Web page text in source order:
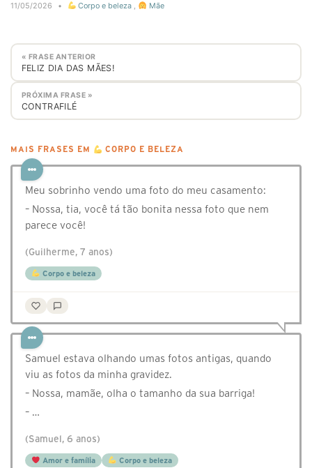
11/05/2026 • Corpo e beleza , Mãe
« FRASE ANTERIOR
FELIZ DIA DAS MÃES!
PRÓXIMA FRASE »
CONTRAFILÉ
MAIS FRASES EM CORPO E BELEZA
Meu sobrinho vendo uma foto do meu casamento:
– Nossa, tia, você tá tão bonita nessa foto que nem
parece você!
(Guilherme, 7 anos)
Corpo e beleza
Samuel estava olhando umas fotos antigas, quando
viu as fotos da minha gravidez.
– Nossa, mamãe, olha o tamanho da sua barriga!
– …
(Samuel, 6 anos)
Amor e família Corpo e beleza